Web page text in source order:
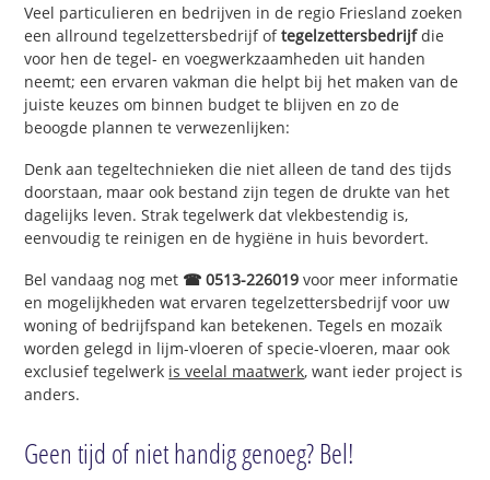
Veel particulieren en bedrijven in de regio Friesland zoeken
een allround tegelzettersbedrijf oftegelzettersbedrijfdie
voor hen de tegel- en voegwerkzaamheden uit handen
neemt; een ervaren vakman die helpt bij het maken van de
juiste keuzes om binnen budget te blijven en zo de
beoogde plannen te verwezenlijken:
Denk aan tegeltechnieken die niet alleen de tand des tijds
doorstaan, maar ook bestand zijn tegen de drukte van het
dagelijks leven. Strak tegelwerk dat vlekbestendig is,
eenvoudig te reinigen en de hygiëne in huis bevordert.
Bel vandaag nog met ☎ 0513-226019 voor meer informatie
en mogelijkheden wat ervaren tegelzettersbedrijf voor uw
woning of bedrijfspand kan betekenen. Tegels en mozaïk
worden gelegd in lijm-vloeren of specie-vloeren, maar ook
exclusief tegelwerk is veelal maatwerk, want ieder project is
anders.
Geen tijd of niet handig genoeg? Bel!